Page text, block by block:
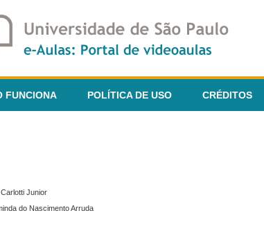
FUNCIONA POLÍTICA DE USO CRÉDITOS
Junior
do Nascimento Arruda